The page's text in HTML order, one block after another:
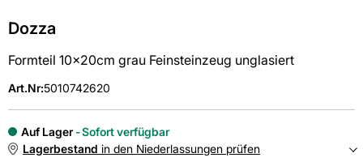
Dozza
Formteil 10x20cm grau Feinsteinzeug unglasiert
Art.Nr:5010742620
Auf Lager
Sofort verfügbar
Lagerbestand in den Niederlassungen prüfen